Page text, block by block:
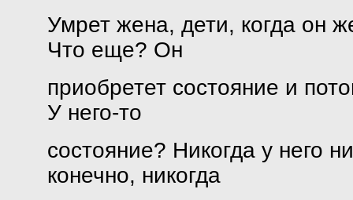
Умрет жена, дети, когда он
Что еще? Он
приобретет состояние и
У него-то
состояние? Никогда у него
конечно, никогда